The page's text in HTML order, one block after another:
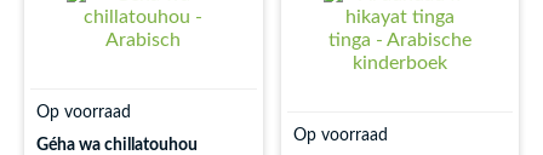
Op voorraad
Géha wa chillatouhou
Op voorraad